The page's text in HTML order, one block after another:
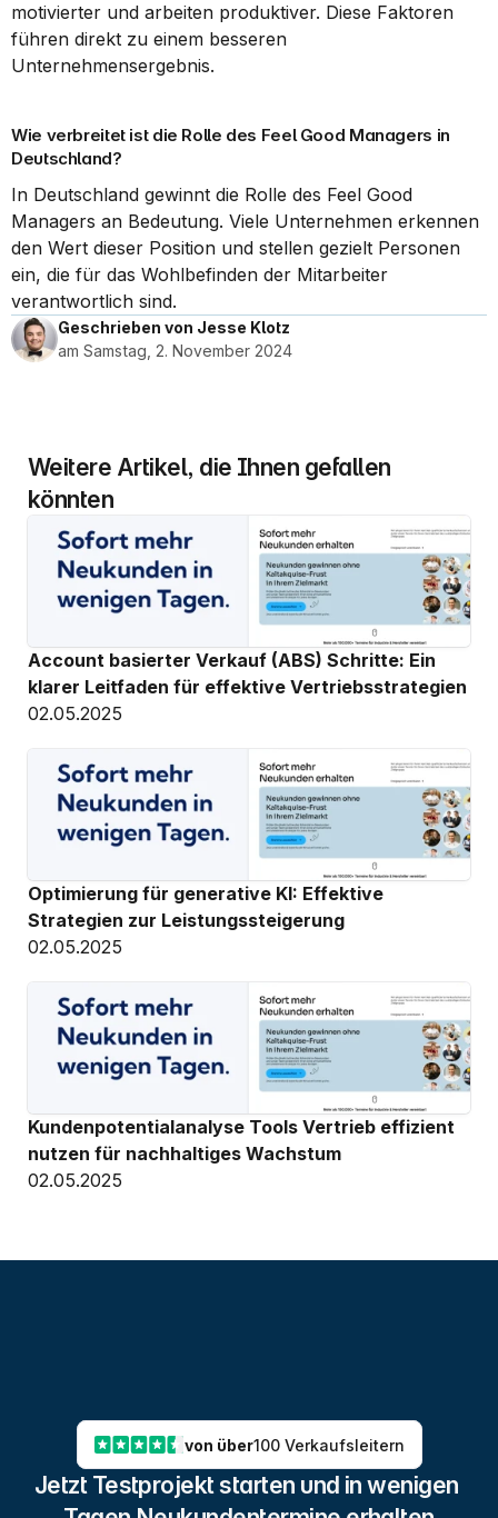
motivierter und arbeiten produktiver. Diese Faktoren
führen direkt zu einem besseren
Unternehmensergebnis.
Wie verbreitet ist die Rolle des Feel Good Managers in
Deutschland?
In Deutschland gewinnt die Rolle des Feel Good
Managers an Bedeutung. Viele Unternehmen erkennen
den Wert dieser Position und stellen gezielt Personen
ein, die für das Wohlbefinden der Mitarbeiter
verantwortlich sind.
Geschrieben von Jesse Klotz
am Samstag, 2. November 2024
Weitere Artikel, die Ihnen gefallen
könnten
Account basierter Verkauf (ABS) Schritte: Ein
klarer Leitfaden für effektive Vertriebsstrategien
02.05.2025
Optimierung für generative KI: Effektive
Strategien zur Leistungssteigerung
02.05.2025
Kundenpotentialanalyse Tools Vertrieb effizient
nutzen für nachhaltiges Wachstum
02.05.2025
von über100 Verkaufsleitern
Jetzt Testprojekt starten und in wenigen